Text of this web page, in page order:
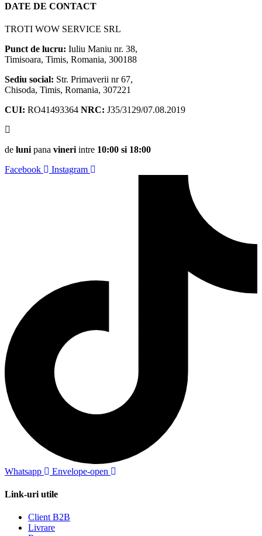
DATE DE CONTACT
TROTI WOW SERVICE SRL
Punct de lucru: Iuliu Maniu nr. 38,
Timisoara, Timis, Romania, 300188
Sediu social: Str. Primaverii nr 67,
Chisoda, Timis, Romania, 307221
CUI: RO41493364 NRC: J35/3129/07.08.2019
de luni pana vineri intre 10:00 si 18:00
Facebook
Instagram
Whatsapp Envelope-open
Link-uri utile
Client B2B
Livrare